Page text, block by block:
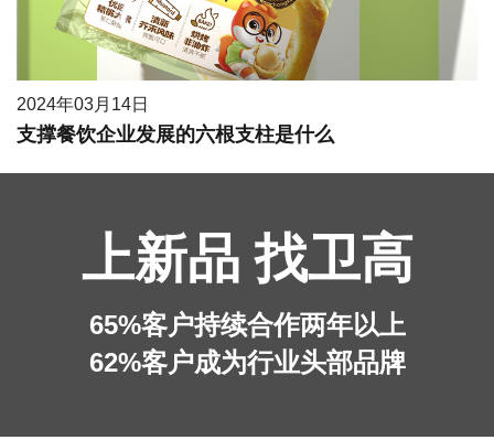
2024年03月14日
支撑餐饮企业发展的六根支柱是什么
上新品 找卫高
65%客户持续合作两年以上
62%客户成为行业头部品牌